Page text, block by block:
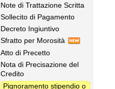
Note di Trattazione Scritta
Sollecito di Pagamento
Decreto Ingiuntivo
Sfratto per Morosità
Atto di Precetto
Nota di Precisazione del
Credito
Pignoramento stipendio o